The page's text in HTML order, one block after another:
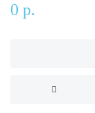
0 р.